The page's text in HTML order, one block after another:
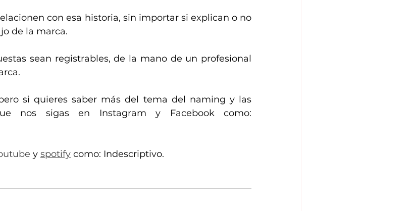
con esa historia, sin importar si explican o no
de la marca.
sean registrables, de la mano de un profesional
si quieres saber más del tema del naming y las
y spotify como: Indescriptivo.